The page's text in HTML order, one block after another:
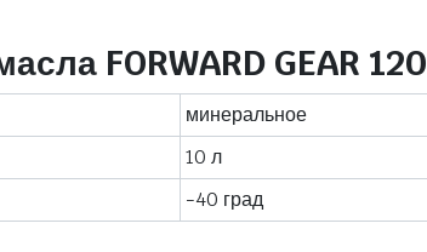
FORWARD GEAR 120
минеральное
10 л
-40 град